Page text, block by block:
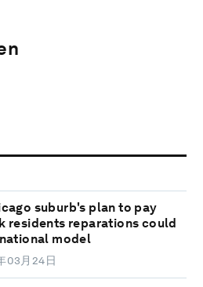
suburb's plan to pay
residents reparations could
national model
03月24日